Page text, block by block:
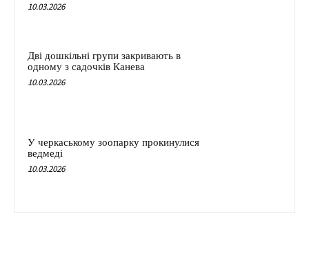
10.03.2026
Дві дошкільні групи закривають в
одному з садочків Канева
10.03.2026
У черкаському зоопарку прокинулися
ведмеді
10.03.2026